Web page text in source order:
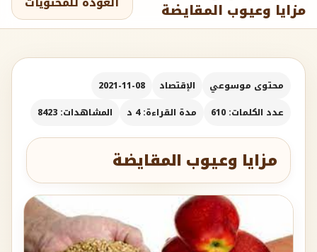
مزايا وعيوب المقايضة
محتوى موسوعي الإقتصاد
2021-11-08
عدد الكلمات: 610
مدة القراءة: 4 د المشاهدات: 8423
مزايا وعيوب المقايضة